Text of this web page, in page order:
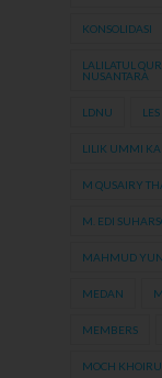
KONSOLIDASI
LALILATUL
NUSANTARA
LDNU
LILIK UMMI
M QUSAIRY
M. EDI
MAHMUD
MEDAN
MEMBERS
MOCH